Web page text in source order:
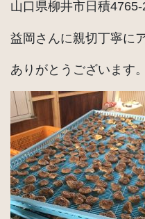
山口県柳井市日積4765-
益岡さんに親切丁寧に
ありがとうございます。